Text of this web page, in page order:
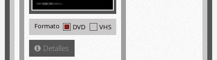
Formato DVD VHS
Detalles